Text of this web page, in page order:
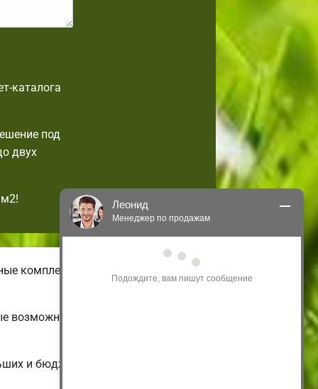
каталога
под
двух
комплектации бюджетных
возможно изменить по своим
и бюджетных до больших двух-
Леонид
Менеджер по продажам
Здравствуйте! Я могу
акциям и проектам.